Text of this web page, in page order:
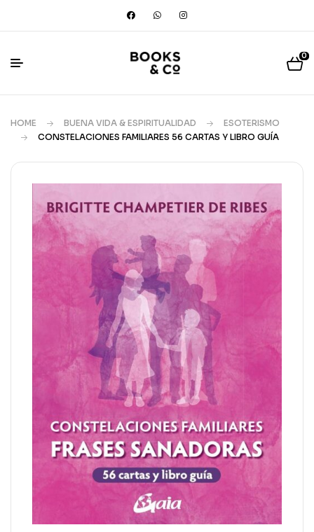
0
HOME BUENA VIDA & ESPIRITUALIDAD
ESOTERISMO
CONSTELACIONES FAMILIARES 56 CARTAS Y LIBRO GUÍA